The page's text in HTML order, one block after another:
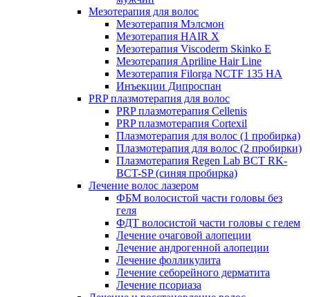
Мезотерапия для волос
Мезотерапия Мэлсмон
Мезотерапия HAIR X
Мезотерапия Viscoderm Skinko E
Мезотерапия Apriline Hair Line
Мезотерапия Filorga NCTF 135 HA
Инъекции Дипроспан
PRP плазмотерапия для волос
PRP плазмотерапия Cellenis
PRP плазмотерапия Cortexil
Плазмотерапия для волос (1 пробирка)
Плазмотерапия для волос (2 пробирки)
Плазмотерапия Regen Lab BCT RK-
BCT-SP (синяя пробирка)
Лечение волос лазером
ФБМ волосистой части головы без
геля
ФДТ волосистой части головы с гелем
Лечение очаговой алопеции
Лечение андрогенной алопеции
Лечение фолликулита
Лечение себорейного дерматита
Лечение псориаза